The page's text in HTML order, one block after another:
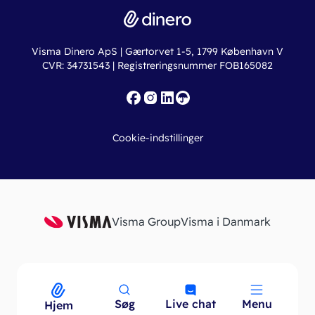
Hjem Søg Live chat Menu
Menu
Erhvervslån
Fakturaskabeloner
Online regnskabskurser
Ny virksomhed
Iværksætterlegat
Visma Dinero ApS | Gærtorvet 1-5, 1799 København V
CVR: 34731543 | Registreringsnummer FOB165082
Cookie-indstillinger
Visma GroupVisma i Danmark